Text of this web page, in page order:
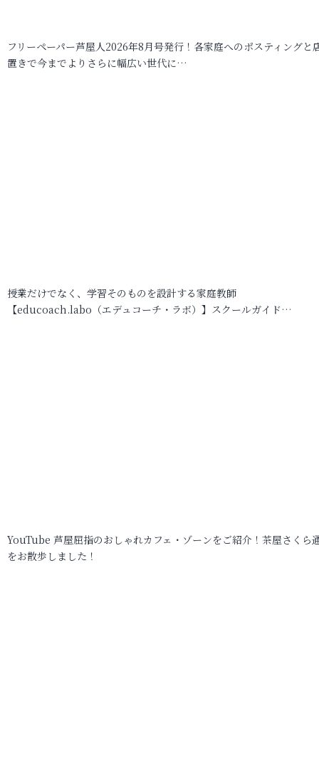
フリーペーパー芦屋人2026年8月号発行！各家庭へのポスティングと
置きで今までよりさらに幅広い世代に…
授業だけでなく、学習そのものを設計する家庭教師
【educoach.labo（エデュコーチ・ラボ）】スクールガイド…
YouTube 芦屋屈指のおしゃれカフェ・ゾーンをご紹介！茶屋さくら
をお散歩しました！